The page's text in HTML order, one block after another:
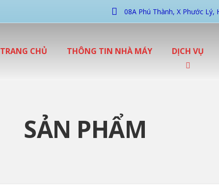
08A Phú Thành, X Phước Lý,
TRANG CHỦ THÔNG TIN NHÀ MÁY DỊCH VỤ
SẢN PHẨM